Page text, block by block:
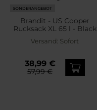
SONDERANGEBOT
Brandit - US Cooper
Rucksack XL 65 l - Black
Versand: Sofort
38,99 €
57,99 €